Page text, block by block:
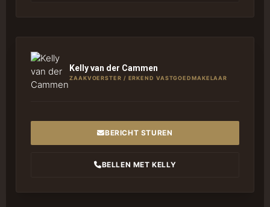
Kelly van der Cammen
ZAAKVOERSTER / ERKEND VASTGOEDMAKELAAR
BERICHT STUREN
BELLEN MET KELLY